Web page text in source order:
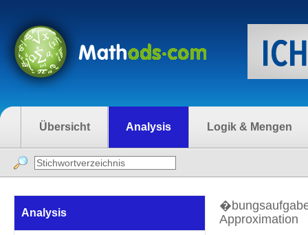
Übersicht Analysis Logik & Mengen
Analysis
Approximation